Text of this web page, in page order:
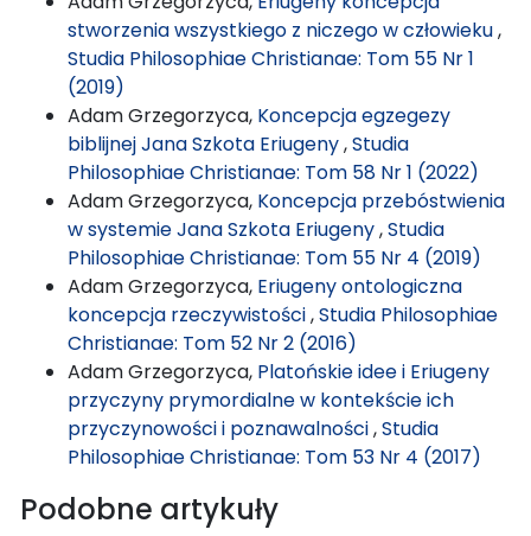
stworzenia wszystkiego z niczego w człowieku,
Studia Philosophiae Christianae: Tom 55 Nr 1
(2019)
Adam Grzegorzyca, Koncepcja egzegezy
biblijnej Jana Szkota Eriugeny,Studia
Philosophiae Christianae: Tom 58 Nr 1 (2022)
Adam Grzegorzyca, Koncepcja przebóstwienia
w systemie Jana Szkota Eriugeny,Studia
Philosophiae Christianae: Tom 55 Nr 4 (2019)
Adam Grzegorzyca, Eriugeny ontologiczna
koncepcja rzeczywistości,Studia Philosophiae
Christianae: Tom 52 Nr 2 (2016)
Adam Grzegorzyca, Platońskie idee i Eriugeny
przyczyny prymordialne w kontekście ich
przyczynowości i poznawalności,Studia
Philosophiae Christianae: Tom 53 Nr 4 (2017)
Podobne artykuły